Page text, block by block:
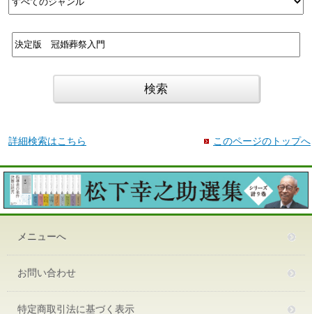
詳細検索はこちら このページのトップへ
メニューへ
お問い合わせ
特定商取引法に基づく表示